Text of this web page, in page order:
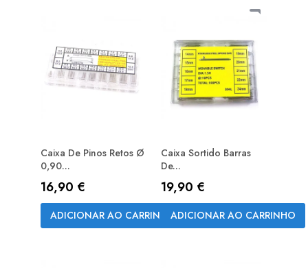
Caixa De Pinos Retos Ø
0,90...
Preço
16,90 €
ADICIONAR AO CARRINHO
Caixa Sortido Barras
De...
Preço
19,90 €
ADICIONAR AO CARRINHO